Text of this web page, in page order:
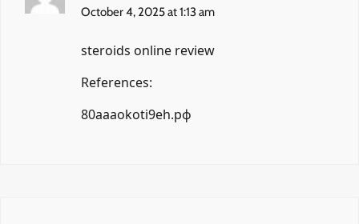
October 4, 2025 at 1:13 am
steroids online review
References:
80aaaokoti9eh.рф